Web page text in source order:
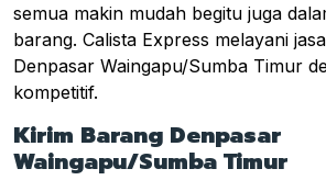
semua makin mudah begitu juga
barang. Calista Express melayani
Denpasar Waingapu/Sumba Timur
kompetitif.
Kirim Barang Denpasar
Waingapu/Sumba Timur